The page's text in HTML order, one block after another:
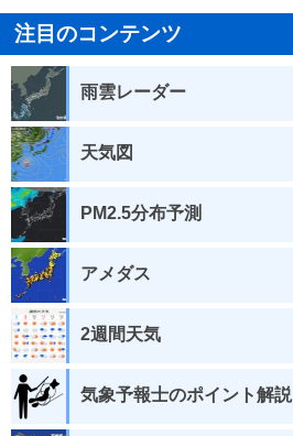
注目のコンテンツ
雨雲レーダー
天気図
PM2.5分布予測
アメダス
2週間天気
気象予報士のポイント解説